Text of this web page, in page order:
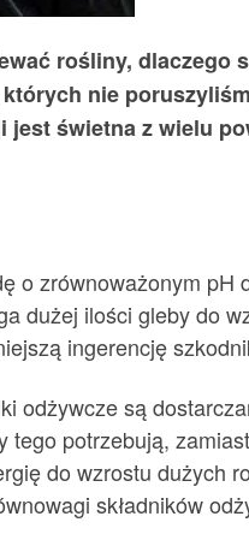
rośliny, dlaczego
nie
jest świetna z wielu
o zrównoważonym pH
dużej ilości gleby do
ingerencję
odżywcze są
tego potrzebują,
do wzrostu dużych
składników